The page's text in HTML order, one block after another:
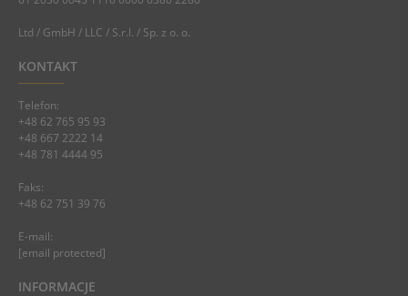
Ltd / GmbH / LLC / S.r.l. / Sp. z o. o.
KONTAKT
Telefon:
+48 62 765 95 93
+48 667 2222 14
+48 781 4444 95
Faks:
+48 62 751 39 76
E-mail:
[email protected]
INFORMACJE